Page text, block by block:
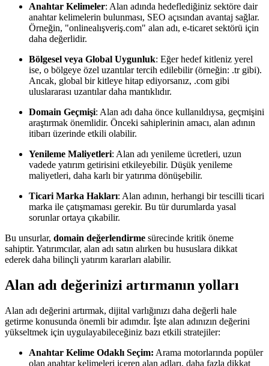
Anahtar Kelimeler: Alan adında hedeflediğiniz sektöre dair
anahtar kelimelerin bulunması, SEO açısından avantaj sağlar.
Örneğin, "onlinealışveriş.com" alan adı, e-ticaret sektörü için
daha değerlidir.
Bölgesel veya Global Uygunluk: Eğer hedef kitleniz yerel
ise, o bölgeye özel uzantılar tercih edilebilir (örneğin: .tr gibi).
Ancak, global bir kitleye hitap ediyorsanız, .com gibi
uluslararası uzantılar daha mantıklıdır.
Domain Geçmişi: Alan adı daha önce kullanıldıysa, geçmişini
araştırmak önemlidir. Önceki sahiplerinin amacı, alan adının
itibarı üzerinde etkili olabilir.
Yenileme Maliyetleri: Alan adı yenileme ücretleri, uzun
vadede yatırım getirisini etkileyebilir. Düşük yenileme
maliyetleri, daha karlı bir yatırıma dönüşebilir.
Ticari Marka Hakları: Alan adının, herhangi bir tescilli ticari
marka ile çatışmaması gerekir. Bu tür durumlarda yasal
sorunlar ortaya çıkabilir.
Bu unsurlar, domain değerlendirme sürecinde kritik öneme
sahiptir. Yatırımcılar, alan adı satın alırken bu hususlara dikkat
ederek daha bilinçli yatırım kararları alabilir.
Alan adı değerinizi artırmanın yolları
Alan adı değerini artırmak, dijital varlığınızı daha değerli hale
getirme konusunda önemli bir adımdır. İşte alan adınızın değerini
yükseltmek için uygulayabileceğiniz bazı etkili stratejiler:
Anahtar Kelime Odaklı Seçim: Arama motorlarında popüler
olan anahtar kelimeleri içeren alan adları, daha fazla dikkat